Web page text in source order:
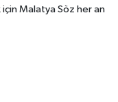
Malatya Söz her an